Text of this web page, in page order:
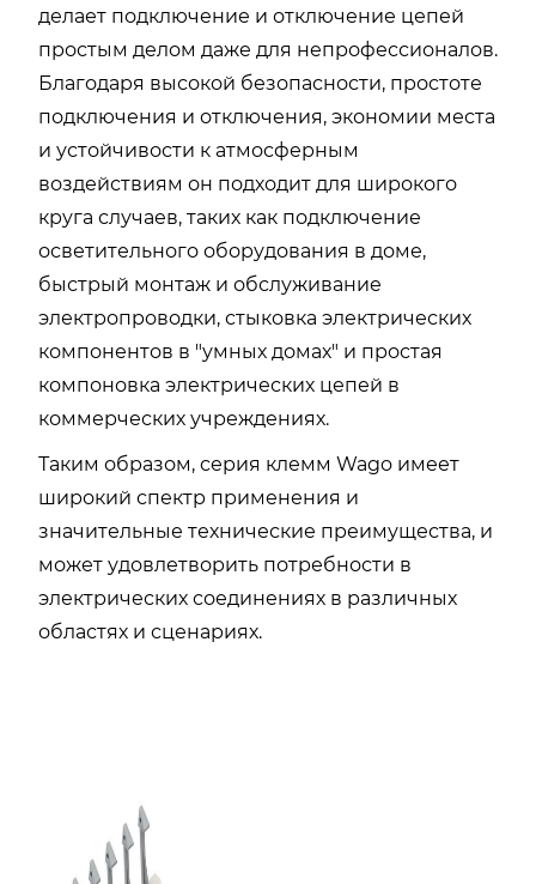
делает подключение и отключение цепей
простым делом даже для непрофессионалов.
Благодаря высокой безопасности, простоте
подключения и отключения, экономии места
и устойчивости к атмосферным
воздействиям он подходит для широкого
круга случаев, таких как подключение
осветительного оборудования в доме,
быстрый монтаж и обслуживание
электропроводки, стыковка электрических
компонентов в "умных домах" и простая
компоновка электрических цепей в
коммерческих учреждениях.
Таким образом, серия клемм Wago имеет
широкий спектр применения и
значительные технические преимущества, и
может удовлетворить потребности в
электрических соединениях в различных
областях и сценариях.